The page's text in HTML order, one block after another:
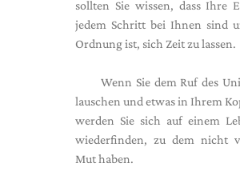
sollten Sie wissen, dass Ihre
jedem Schritt bei Ihnen sind
Ordnung ist, sich Zeit zu lassen.
Wenn Sie dem Ruf des
lauschen und etwas in Ihrem
werden Sie sich auf einem
wiederfinden, zu dem nicht
Mut haben.